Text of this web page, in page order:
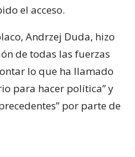
el acceso.
Andrzej Duda, hizo
de todas las fuerzas
lo que ha llamado
para hacer política” y
por parte de